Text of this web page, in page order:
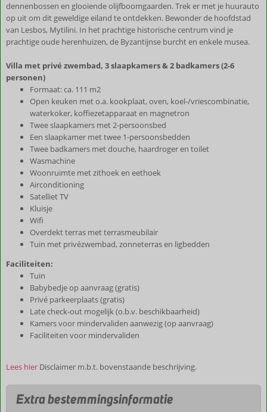
dennenbossen en glooiende olijfboomgaarden. Trek er met je huurauto
op uit om dit geweldige eiland te ontdekken. Bewonder de hoofdstad
van Lesbos, Mytilini. In het prachtige historische centrum vind je
prachtige oude herenhuizen, de Byzantijnse burcht en enkele musea.
Villa met privé zwembad, 3 slaapkamers & 2 badkamers (2-6
personen)
Formaat: ca. 111 m2
Open keuken met o.a. kookplaat, oven, koel-/vriescombinatie,
waterkoker, koffiezetapparaat en magnetron
Twee slaapkamers met 2-persoonsbed
Een slaapkamer met twee 1-persoonsbedden
Twee badkamers met douche, haardroger en toilet
Wasmachine
Woonruimte met zithoek en eethoek
Airconditioning
Satelliet TV
Kluisje
Wifi
Overdekt terras met terrasmeubilair
Tuin met privézwembad, zonneterras en ligbedden
Faciliteiten:
Tuin
Babybedje op aanvraag (gratis)
Privé parkeerplaats (gratis)
Late check-out mogelijk (o.b.v. beschikbaarheid)
Kamers voor mindervaliden aanwezig (op aanvraag)
Faciliteiten voor mindervaliden
Lees hier Disclaimer m.b.t. bovenstaande beschrijving.
Extra bestemmingsinformatie